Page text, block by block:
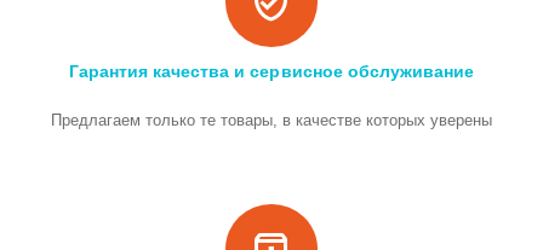
Гарантия качества и сервисное обслуживание
Предлагаем только те товары, в качестве которых уверены